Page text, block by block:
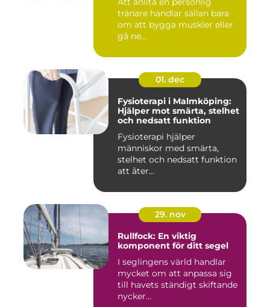
tränare handlar sällan bara
om att bygga muskler eller
gå ne...
01. dec
Fysioterapi i Malmköping:
Hjälper mot smärta, stelhet
och nedsatt funktion
Fysioterapi hjälper
människor med smärta,
stelhet och nedsatt funktion
att åter...
29. nov
Rullfock: En viktig
komponent för ditt segel
I seglingens värld handlar
mycket om att anpassa sig
till havets ständigt skiftande
nycker...